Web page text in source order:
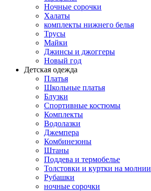
Ночные сорочки
Халаты
комплекты нижнего белья
Трусы
Майки
Джинсы и джоггеры
Новый год
Детская одежда
Платья
Школьные платья
Блузки
Спортивные костюмы
Комплекты
Водолазки
Джемпера
Комбинезоны
Штаны
Поддева и термобелье
Толстовки и куртки на молнии
Рубашки
ночные сорочки